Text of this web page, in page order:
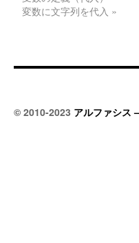
変数に文字列を代入 »
© 2010-2023 アルファシ